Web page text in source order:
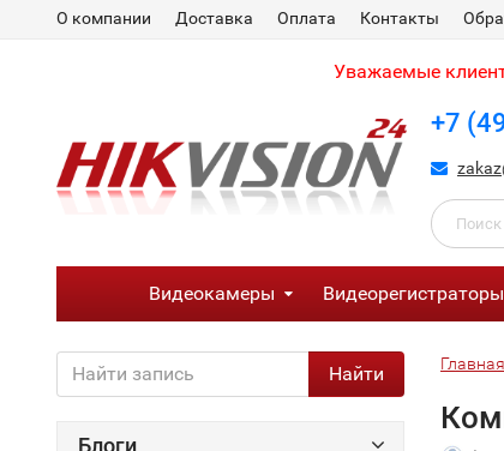
О компании Доставка Оплата Контакты
Уважаемые
+7
Видеокамеры Видеорегистраторы
Найти
Блоги
Главная